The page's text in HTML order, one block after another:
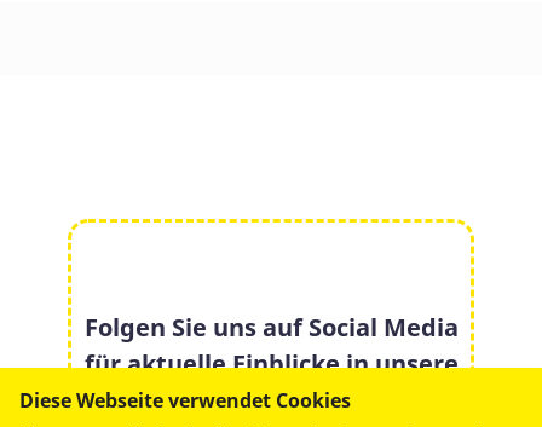
Folgen Sie uns auf Social Media
für aktuelle Einblicke in unsere
Arbeit:
Diese Webseite verwendet Cookies